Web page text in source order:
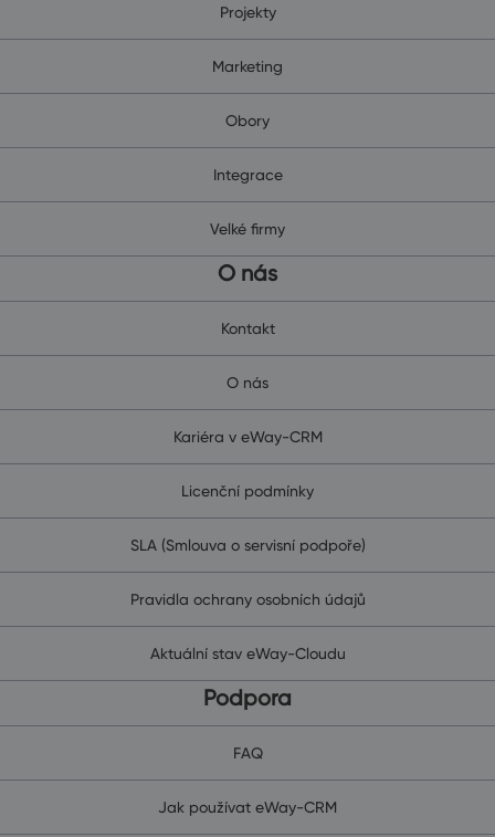
Projekty
Marketing
Obory
Integrace
Velké firmy
O nás
Kontakt
O nás
Kariéra v eWay-CRM
Licenční podmínky
SLA (Smlouva o servisní podpoře)
Pravidla ochrany osobních údajů
Aktuální stav eWay-Cloudu
Podpora
FAQ
Jak používat eWay-CRM